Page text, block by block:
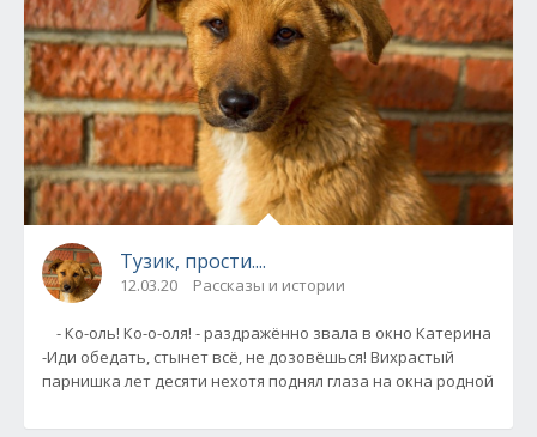
Тузик, прости....
12.03.20 Рассказы и истории
- Ко-оль! Ко-о-оля! - раздражённо звала в окно Катерина
-Иди обедать, стынет всё, не дозовёшься! Вихрастый
парнишка лет десяти нехотя поднял глаза на окна родной